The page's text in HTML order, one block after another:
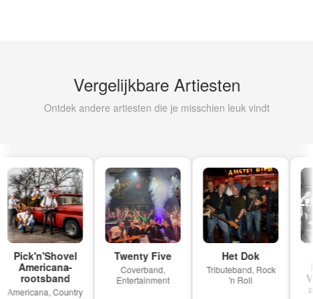
Vergelijkbare Artiesten
Ontdek andere artiesten die je misschien leuk vindt
Pick'n'Shovel
Americana-
rootsband
Americana, Country
Twenty Five
Coverband,
Entertainment
Het Dok
Tributeband, Rock
'n Roll